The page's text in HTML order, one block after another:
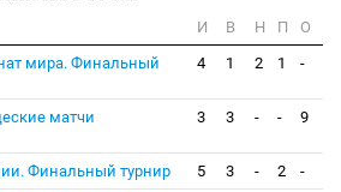
И В Н П
О
мира. Финальный
4 1 2 1 -
матчи 3 3 - - 9
Финальный турнир 5 3 - 2
-